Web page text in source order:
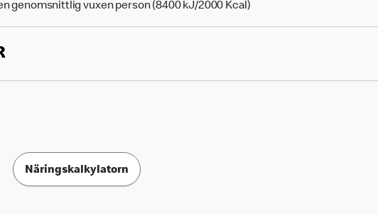
genomsnittlig vuxen person (8400 kJ/2000 Kcal)
Näringskalkylatorn